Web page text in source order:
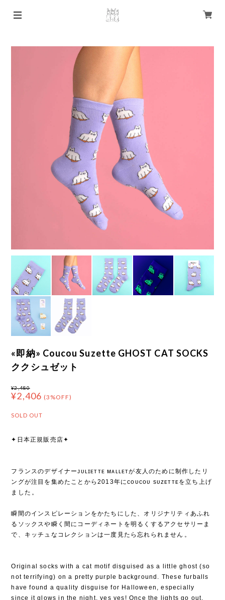
«即納» Coucou Suzette GHOST CAT SOCKS
ククシュゼット
¥2,480
¥2,406 (3%OFF)
SOLD OUT
✦日本正規販売店✦
フランスのデザイナーᴊᴜʟɪᴇᴛᴛᴇ ᴍᴀʟʟᴇᴛが友人のために制作したリ
ングが注目を集めたことから2013年にᴄᴏᴜᴄᴏᴜ sᴜᴢᴇᴛᴛᴇを立ち上げ
ました⁡。
瞬間のインスピレーションをかたちにした、オリジナリティあふれ
るソックスや瞬く間にコーディネートを明るくするアクセサリーま
で、キッチュなコレクションは一度見たら忘れられません⁡。
Original socks with a cat motif disguised as a little ghost (so
not terrifying) on ​​a pretty purple background. These furballs
have found a quality disguise for Halloween, especially
since it glows in the night, yes yes! Once the lights go out,